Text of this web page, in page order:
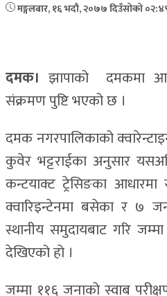
मङ्गलबार, १६ भदौ, २०७७दिउँसोको
दमक। झापाको दमकमा
संक्रमण पुष्टि भएको छ ।
दमक नगरपालिकाको
कुवेर भट्टराईका अनुसार
कन्टयाक्ट ट्रेसिङका आधारमा
क्वारिइन्टेनमा बसेका र ७
स्थानीय समुदायबाट गरि
देखिएको हो ।
जम्मा ११६ जनाको स्वाब